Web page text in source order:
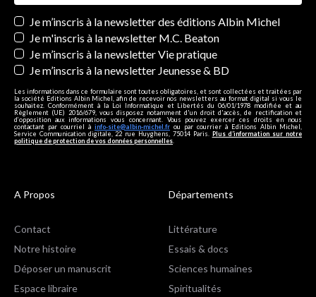
Newsletters
Je m’inscris à la newsletter des éditions Albin Michel
Je m'inscris à la newsletter M.C. Beaton
Je m’inscris à la newsletter Vie pratique
Je m’inscris à la newsletter Jeunesse & BD
Les informations dans ce formulaire sont toutes obligatoires, et sont collectées et traitées par
la société Editions Albin Michel, afin de recevoir nos newsletters au format digital si vous le
souhaitez. Conformément à la Loi Informatique et Libertés du 06/01/1978 modifiée et au
Règlement (UE) 2016/679, vous disposez notamment d'un droit d'accès, de rectification et
d’opposition aux informations vous concernant. Vous pouvez exercer ces droits en nous
contactant par courriel à info-site@albin-michel.fr ou par courrier à Editions Albin Michel,
Service Communication digitale, 22 rue Huyghens, 75014 Paris. Plus d’information sur notre
politique de protection de vos données personnelles
A Propos
Contact
Notre histoire
Déposer un manuscrit
Espace libraire
Départements
Littérature
Essais & docs
Sciences humaines
Spiritualités